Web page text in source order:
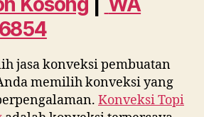
Kebon
0815
995
6854
jasa konveksi pembuatan
memilih konveksi yang
Konveksi Topi